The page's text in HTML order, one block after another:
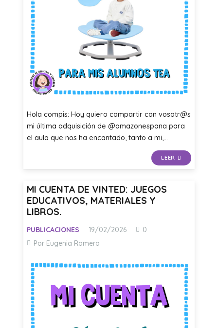
Hola compis: Hoy quiero compartir con vosotr@s
mi última adquisición de @amazonespana para
el aula que nos ha encantado, tanto a mi,…
LEER
MI CUENTA DE VINTED: JUEGOS
EDUCATIVOS, MATERIALES Y
LIBROS.
PUBLICACIONES 19/02/2026
0
Por Eugenia Romero